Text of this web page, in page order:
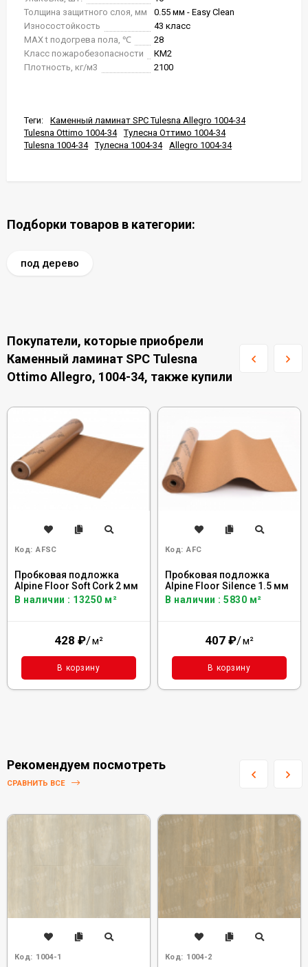
Толщина защитного слоя, мм
0.55 мм - Easy Clean
Износостойкость
43 класс
MAX t подогрева пола, ℃
28
Класс пожаробезопасности
КМ2
Плотность, кг/м3
2100
Теги:
Каменный ламинат SPC Tulesna Allegro 1004-34
Tulesna Ottimo 1004-34
Тулесна Оттимо 1004-34
Tulesna 1004-34
Тулесна 1004-34 Allegro 1004-34
Подборки товаров в категории:
под дерево
Покупатели, которые приобрели
Каменный ламинат SPC Tulesna
Ottimo Allegro, 1004-34, также купили
Код: AFSC
Пробковая подложка
Alpine Floor Soft Cork 2 мм
В наличии : 13250 м²
428 ₽/м²
В корзину
Код: AFC
Пробковая подложка
Alpine Floor Silence 1.5 мм
В наличии : 5830 м²
407 ₽/м²
В корзину
Рекомендуем посмотреть
СРАВНИТЬ ВСЕ
Код: 1004-1 Код: 1004-2